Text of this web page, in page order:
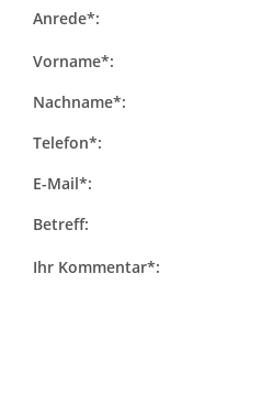
Anrede*:
Vorname*:
Nachname*:
Telefon*:
E-Mail*:
Betreff:
Ihr Kommentar*: